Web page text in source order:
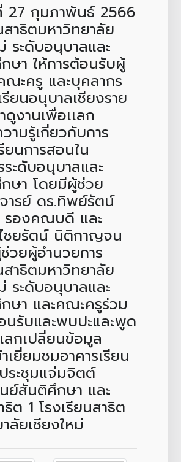
27 กุมภาพันธ์ 2566
สาธิตมหาวิทยาลัย
ระดับอนุบาลและ
ษา ให้การต้อนรับผู้
ณะครู และบุคลากร
รียนอนุบาลเชียงราย
ดูงานเพื่อเเลก
ามรู้เกี่ยวกับการ
ยนการสอนใน
ะดับอนุบาลและ
ษา โดยมีผู้ช่วย
ารย์ ดร.ทิพย์รัตน์
องคณบดี และ
ชยรัตน์ นิติกาญจน
วยผู้อำนวยการ
สาธิตมหาวิทยาลัย
ระดับอนุบาลและ
ษา และคณะครูร่วม
นรับและพบปะและพูด
กเปลี่ยนข้อมูล
เยี่ยมชมอาคารเรียน
ะชุมแจ่มจิตต์
ย์สันติศึกษา และ
ธิต 1 โรงเรียนสาธิต
ลัยเชียงใหม่